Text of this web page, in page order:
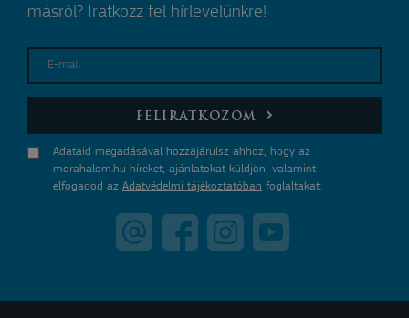
másról? Iratkozz fel hírlevelünkre!
E-mail
FELIRATKOZOM
Adataid megadásával hozzájárulsz ahhoz, hogy az
morahalom.hu híreket, ajánlatokat küldjön, valamint
elfogadod az Adatvédelmi tájékoztatóban foglaltakat.